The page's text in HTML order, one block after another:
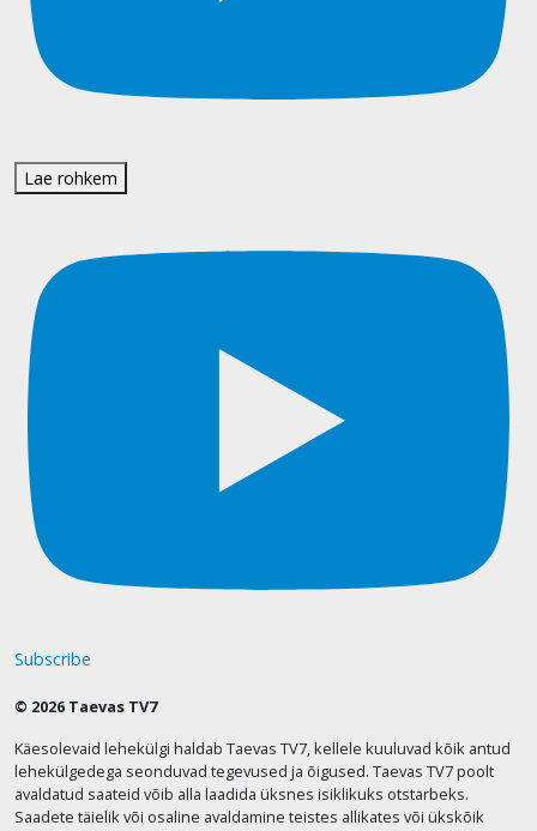
Lae rohkem
Subscribe
© 2026 Taevas TV7
Käesolevaid lehekülgi haldab Taevas TV7, kellele kuuluvad kõik antud
lehekülgedega seonduvad tegevused ja õigused. Taevas TV7 poolt
avaldatud saateid võib alla laadida üksnes isiklikuks otstarbeks.
Saadete täielik või osaline avaldamine teistes allikates või ükskõik